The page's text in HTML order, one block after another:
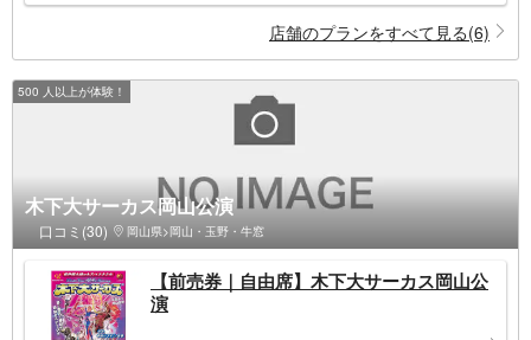
店舗のプランをすべて見る(6)
500 人以上が体験！
木下大サーカス岡山公演
口コミ(30) 岡山県>岡山・玉野・牛窓
【前売券｜自由席】木下大サーカス岡山公
演